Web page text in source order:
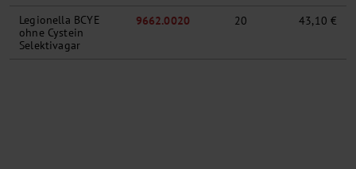
Legionella BCYE
ohne Cystein
Selektivagar
9662.0020 20 43,10 €